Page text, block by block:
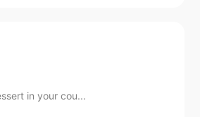
in your cou...